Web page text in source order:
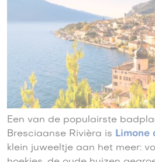
Een van de populairste
Bresciaanse Rivièra is
Limone
klein juweeltje aan het meer: